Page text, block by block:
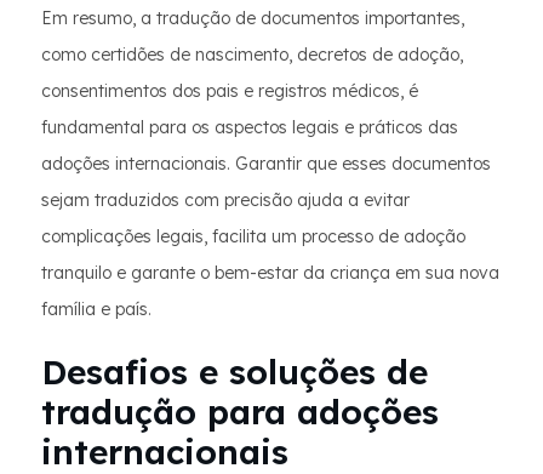
Em resumo, a tradução de documentos importantes,
como certidões de nascimento, decretos de adoção,
consentimentos dos pais e registros médicos, é
fundamental para os aspectos legais e práticos das
adoções internacionais. Garantir que esses documentos
sejam traduzidos com precisão ajuda a evitar
complicações legais, facilita um processo de adoção
tranquilo e garante o bem-estar da criança em sua nova
família e país.
Desafios e soluções de
tradução para adoções
internacionais